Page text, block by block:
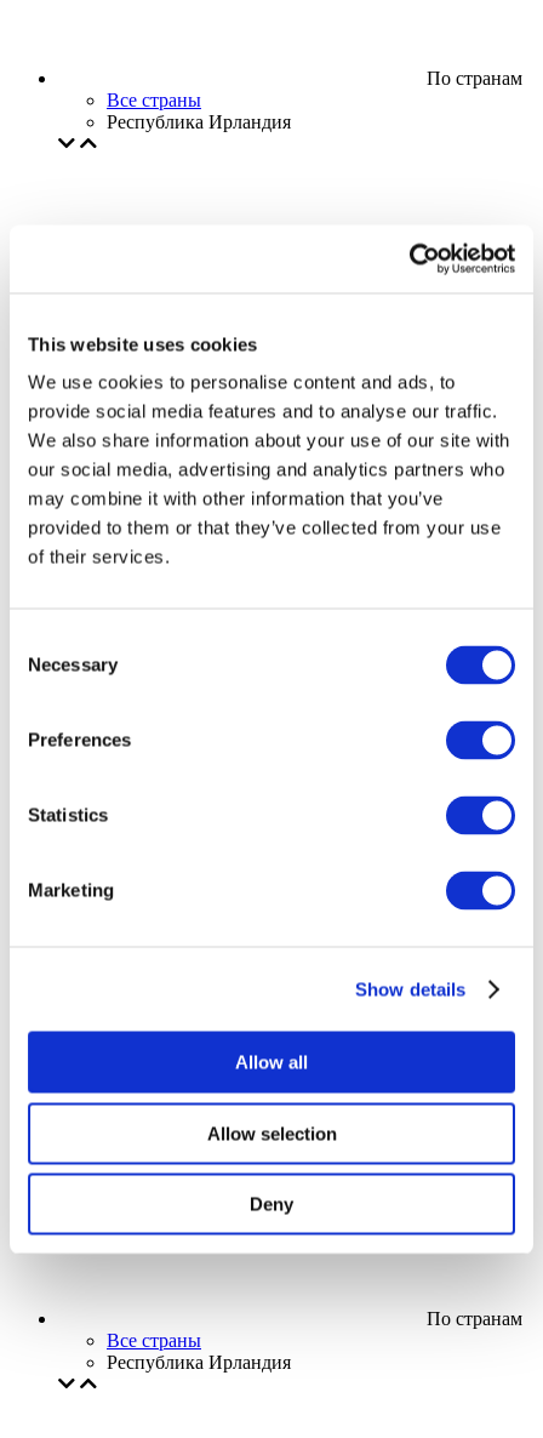
This website uses cookies
We use cookies to personalise content and ads, to
provide social media features and to analyse our traffic.
We also share information about your use of our site with
our social media, advertising and analytics partners who
may combine it with other information that you’ve
provided to them or that they’ve collected from your use
of their services.
Selection
Necessary
Preferences
Statistics
Marketing
Show details
Allow all
Allow selection
Deny
По странам
Все страны
Республика Ирландия
Творческий вечер
Наше спецпредложение
Применить
По странам
Все страны
Республика Ирландия